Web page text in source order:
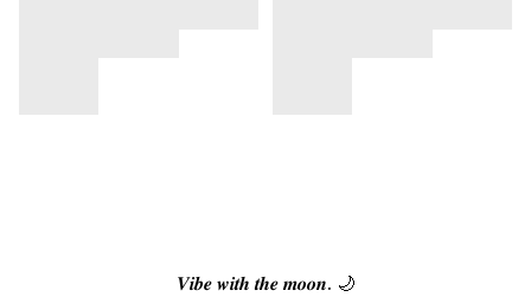
𝑽𝒊𝒃𝒆 𝒘𝒊𝒕𝒉 𝒕𝒉𝒆 𝒎𝒐𝒐𝒏. 🌙